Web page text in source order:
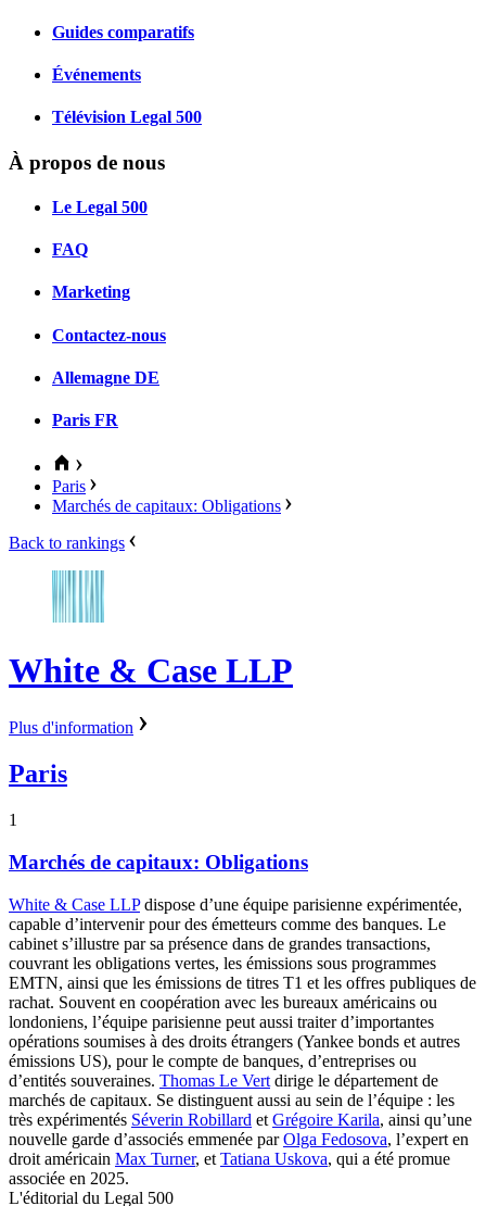
Guides comparatifs
Événements
Télévision Legal 500
À propos de nous
Le Legal 500
FAQ
Marketing
Contactez-nous
Allemagne DE
Paris FR
Paris
Marchés de capitaux: Obligations
Back to rankings
White & Case LLP
Plus d'information
Paris
1
Marchés de capitaux: Obligations
White & Case LLPdispose d’une équipe parisienne expérimentée,
capable d’intervenir pour des émetteurs comme des banques. Le
cabinet s’illustre par sa présence dans de grandes transactions,
couvrant les obligations vertes, les émissions sous programmes
EMTN, ainsi que les émissions de titres T1 et les offres publiques de
rachat. Souvent en coopération avec les bureaux américains ou
londoniens, l’équipe parisienne peut aussi traiter d’importantes
opérations soumises à des droits étrangers (Yankee bonds et autres
émissions US), pour le compte de banques, d’entreprises ou
d’entités souveraines. Thomas Le Vert dirige le département de
marchés de capitaux. Se distinguent aussi au sein de l’équipe : les
très expérimentés Séverin Robillard et Grégoire Karila, ainsi qu’une
nouvelle garde d’associés emmenée parOlga Fedosova, l’expert en
droit américain Max Turner, et Tatiana Uskova, qui a été promue
associée en 2025.
L'éditorial du Legal 500